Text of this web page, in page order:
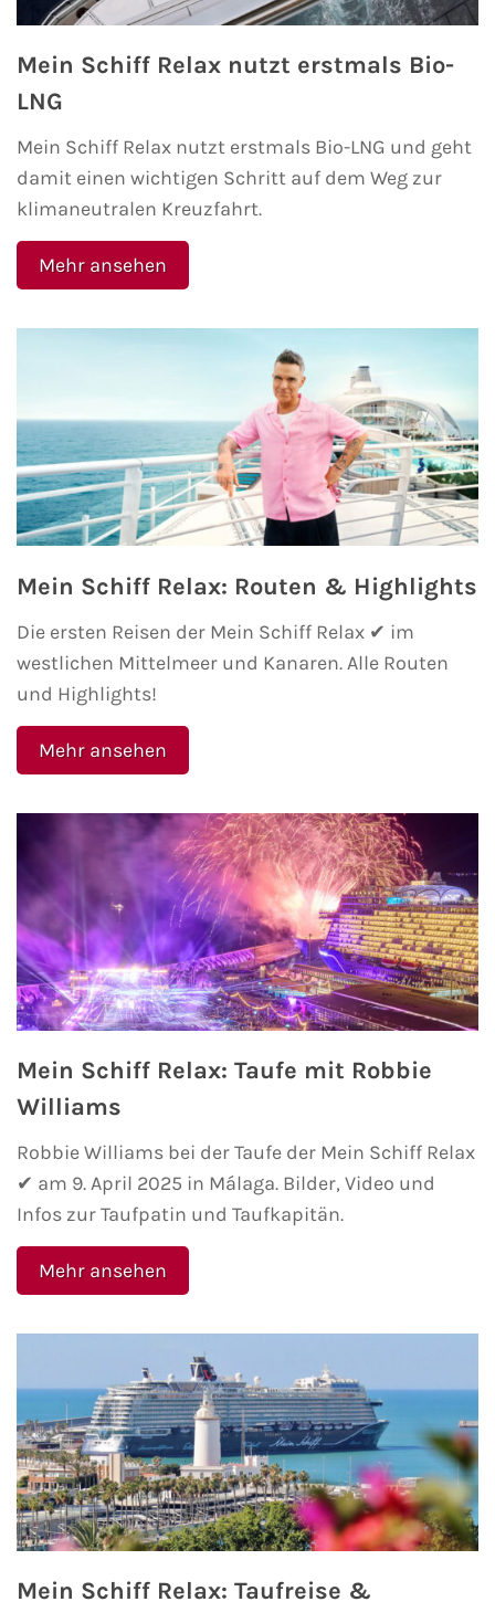
Themenkreuzfahrten
Expeditionskreuzfahrten
Luxuskreuzfahrten
Segelkreuzfahrten
Reiseziele
AIDA Karibik
AIDA Mittelmeer
AIDA Kanaren & Madeira
AIDA Norwegen
AIDA Ostsee
AIDA Orient
AIDA Adria
AIDA Nordamerika
AIDA Südostasien
AIDA Weltreisen
Alle AIDA Häfen
Mein Schiff Reiseziele
Mein Schiff Karibik
Mein Schiff Kanaren
Mein Schiff Norwegen
Mein Schiff Mittelmeer
Mein Schiff Westeuropa
Mein Schiff Orient
Kreuzfahrt-Jobs
Reiseberichte
TV-Tipps
Interviews
Landausflüge
Mein Schiff Relax nutzt erstmals Bio-
LNG
Mein Schiff Relax nutzt erstmals Bio-LNG und geht
damit einen wichtigen Schritt auf dem Weg zur
klimaneutralen Kreuzfahrt.
Mehr ansehen
Mein Schiff Relax: Routen & Highlights
Die ersten Reisen der Mein Schiff Relax ✔ im
westlichen Mittelmeer und Kanaren. Alle Routen
und Highlights!
Mehr ansehen
Mein Schiff Relax: Taufe mit Robbie
Williams
Robbie Williams bei der Taufe der Mein Schiff Relax
✔ am 9. April 2025 in Málaga. Bilder, Video und
Infos zur Taufpatin und Taufkapitän.
Mehr ansehen
Mein Schiff Relax: Taufreise &